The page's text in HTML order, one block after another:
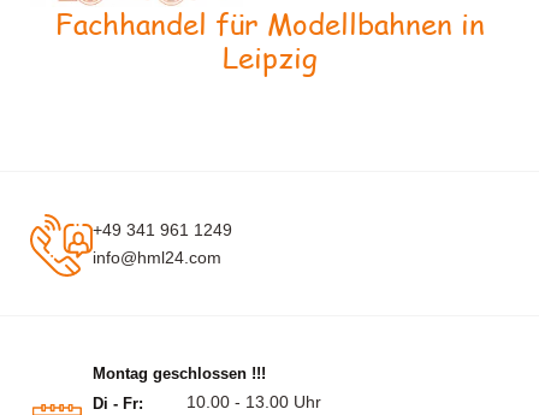
Fachhandel für Modellbahnen in
Leipzig
+49 341 961 1249
info@hml24.com
Montag geschlossen !!!
Di - Fr:
10.00 - 13.00 Uhr